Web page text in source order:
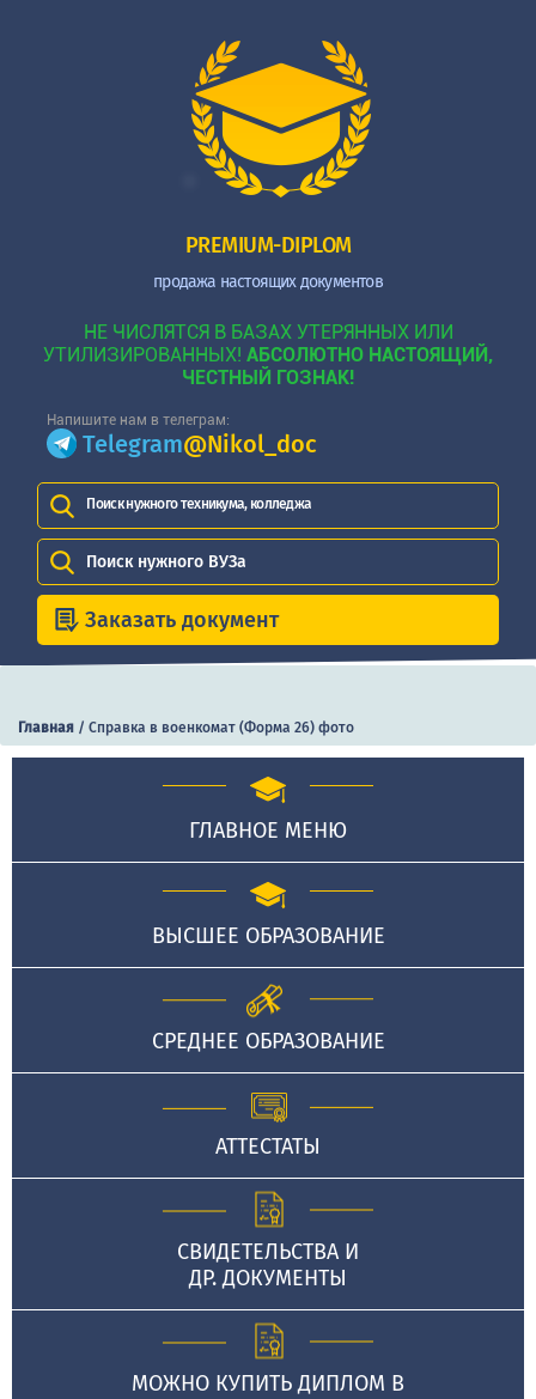
PREMIUM-DIPLOM
продажа настоящих документов
НЕ ЧИСЛЯТСЯ В БАЗАХ УТЕРЯННЫХ ИЛИ
УТИЛИЗИРОВАННЫХ! АБСОЛЮТНО НАСТОЯЩИЙ,
ЧЕСТНЫЙ ГОЗНАК!
Напишите нам в телеграм:
Telegram@Nikol_doc
Поиск нужного техникума, колледжа
Поиск нужного ВУЗа
Заказать документ
Главная / Справка в военкомат (Форма 26) фото
ГЛАВНОЕ МЕНЮ
ВЫСШЕЕ ОБРАЗОВАНИЕ
СРЕДНЕЕ ОБРАЗОВАНИЕ
АТТЕСТАТЫ
СВИДЕТЕЛЬСТВА И
ДР. ДОКУМЕНТЫ
МОЖНО КУПИТЬ ДИПЛОМ В